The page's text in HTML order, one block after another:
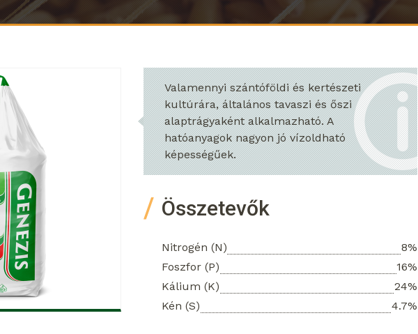
Valamennyi szántóföldi és kertészeti
kultúrára, általános tavaszi és őszi
alaptrágyaként alkalmazható. A
hatóanyagok nagyon jó vízoldható
képességűek.
Összetevők
Nitrogén (N)
8%
Foszfor (P)
16%
Kálium (K)
24%
Kén (S)
4.7%